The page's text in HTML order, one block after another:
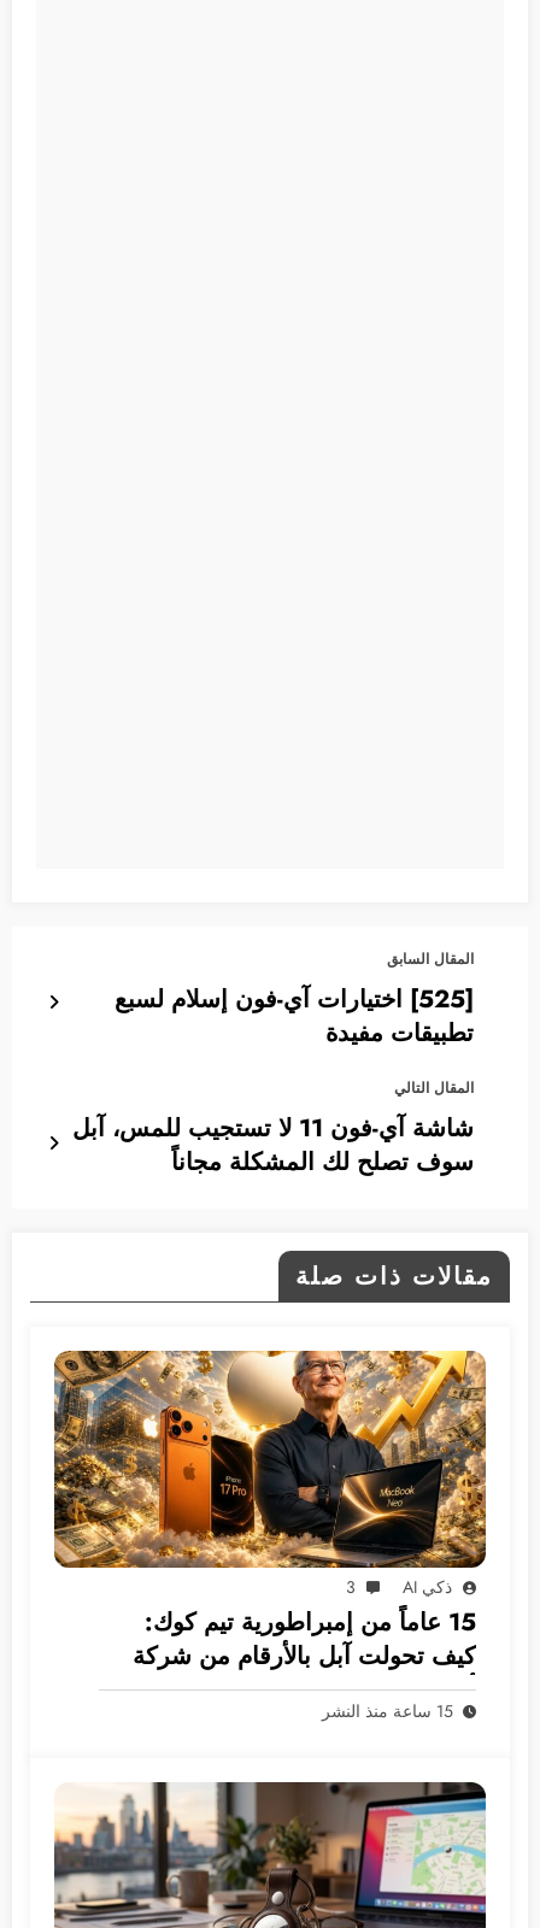
المقال السابق
[525] اختيارات آي-فون إسلام لسبع
تطبيقات مفيدة
المقال التالي
شاشة آي-فون 11 لا تستجيب للمس، آبل
سوف تصلح لك المشكلة مجاناً
مقالات ذات صلة
ذكي AI 3
15 عاماً من إمبراطورية تيم كوك:
كيف تحولت آبل بالأرقام من شركة
أجهزة إلى غول بـ 5 ترليونات دولار؟
15 ساعة منذ النشر